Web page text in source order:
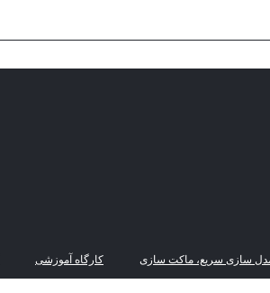
سازی سریع، ماکت سازی کارگاه آموزشی